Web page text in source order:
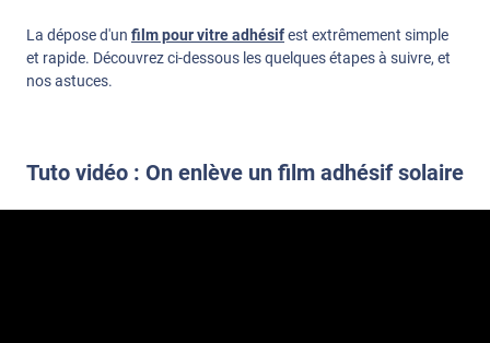
La dépose d'un film pour vitre adhésifest extrêmement simple
et rapide. Découvrez ci-dessous les quelques étapes à suivre, et
nos astuces.
Tuto vidéo : On enlève un film adhésif solaire